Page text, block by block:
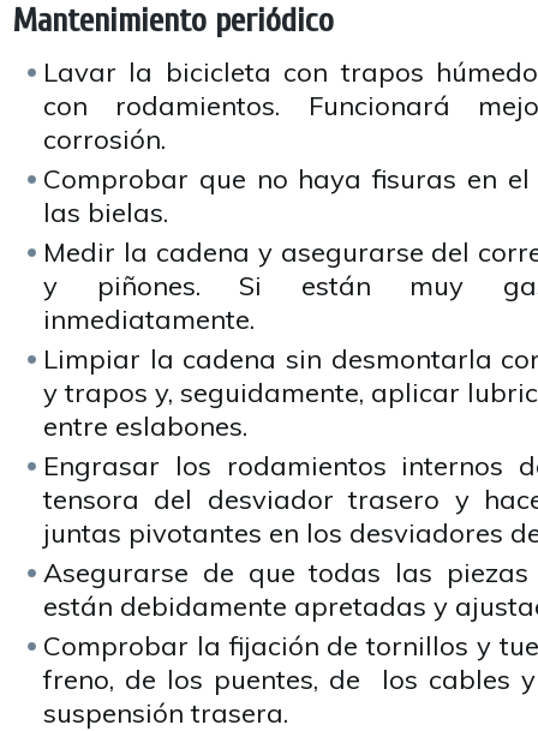
Mantenimiento periódico
Lavar la bicicleta con trapos
con rodamientos. Funcionará
corrosión.
Comprobar que no haya fisuras en
las bielas.
Medir la cadena y asegurarse del
y piñones. Si están muy
inmediatamente.
Limpiar la cadena sin desmontarla
y trapos y, seguidamente, aplicar
entre eslabones.
Engrasar los rodamientos internos
tensora del desviador trasero y
juntas pivotantes en los desviadores
Asegurarse de que todas las
están debidamente apretadas y
Comprobar la fijación de tornillos y
freno, de los puentes, de los cables
suspensión trasera.